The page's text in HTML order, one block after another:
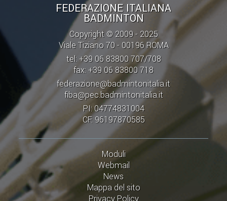
FEDERAZIONE ITALIANA
BADMINTON
Copyright © 2009 - 2025
Viale Tiziano 70 - 00196 ROMA
tel: +39 06 83800 707/708
fax: +39 06 83800 718
federazione@badmintonitalia.it
fiba@pec.badmintonitalia.it
PI: 04774831004
CF: 96197870585
Moduli
Webmail
News
Mappa del sito
Privacy Policy
SCHEDE ATLETI
PROMOZIONE
NUOVI GIOCHI DELLA GIOVENTÙ
PROGETTO SHUTTLE TIME
TROFEO CONI
ENTI DI PROMOZIONE SPORTIVA
PROGETTI CONI
PROGETTI SPORT E SALUTE
FORMAZIONE